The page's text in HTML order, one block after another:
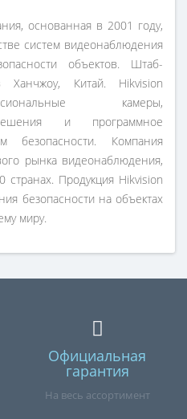
основанная в 2001 году,
систем видеонаблюдения
объектов. Штаб-
Ханчжоу, Китай. Hikvision
камеры,
решения и программное
безопасности. Компания
рынка видеонаблюдения,
Продукция Hikvision
безопасности на объектах
миру.
Официальная
гарантия
На весь ассортимент